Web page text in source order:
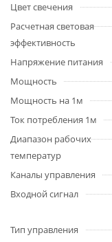
Цвет свечения
Расчетная световая
эффективность
Напряжение питания
Мощность
Мощность на 1м
Ток потребления 1м
Диапазон рабочих
температур
Каналы управления
Входной сигнал
Тип управления